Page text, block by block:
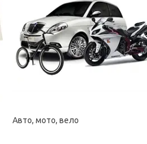
Авто, мото, вело